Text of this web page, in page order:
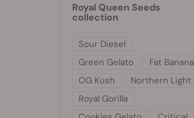
Royal Queen Seeds
collection
Sour Diesel
Green Gelato
Fat Banana
OG Kush
Northern Light
Royal Gorilla